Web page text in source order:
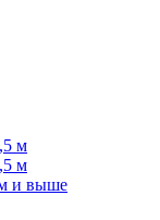
м
м
и выше